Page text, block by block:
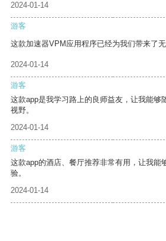
2024-01-14
游客
这款加速器VPM应用程序已经为我们带来了无
2024-01-14
游客
这款app是我学习路上的良师益友，让我能够
视野。
2024-01-14
游客
这款app的酒店、餐厅推荐非常有用，让我能
验。
2024-01-14